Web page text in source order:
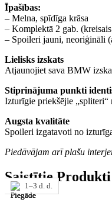
Īpašības:
– Melna, spīdīga krāsa
– Komplektā 2 gab.
– Spoileri jauni, neoriģināli
Lielisks izskats
Atjaunojiet sava BMW
Stiprinājuma punkti
Izturīgie priekšējie „spliteri“
Augsta kvalitāte
Spoileri izgatavoti no
Piedāvājam arī plašu
Saistītie Produkti
1–3 d. d.
1–3 d. d.
1–3 d. d.
1–3 d. d.
1–3 d. d.
1–3 d. d.
1–3 d. d.
1–3 d. d.